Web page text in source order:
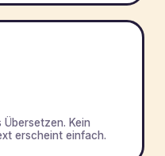
Kein
erscheint einfach.